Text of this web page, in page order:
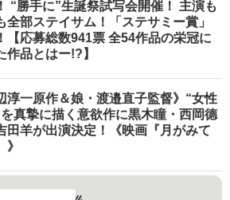
“勝手に”生誕祭試写会開催！ 主演も
全部ステイサム！「ステサミー賞」
【応募総数941票 全54作品の栄冠に
作品とはー!?】
淳一原作＆娘・渡邉直子監督》“女性
真摯に描く意欲作に黒木瞳・西岡德
田羊が出演決定！《映画『月がみて
》